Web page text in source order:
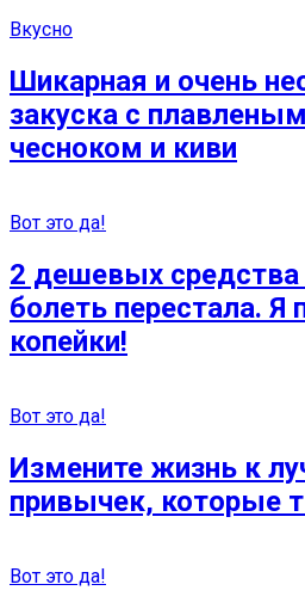
Вкусно
Шикарная и очень
закуска с
чесноком и киви
Вот это да!
2 дешевых средства
болеть перестала. Я
копейки!
Вот это да!
Измените жизнь к
привычек, которые
Вот это да!